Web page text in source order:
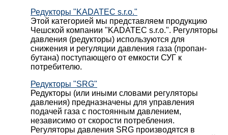
Редукторы "KADATEC s.r.o."
Этой категорией мы представляем продукцию
Чешской компании "KADATEC s.r.o.". Регуляторы
давления (редукторы) используются для
снижения и регуляции давления газа (пропан-
бутана) поступающего от емкости СУГ к
потребителю.
Редукторы "SRG"
Редукторы (или иными словами регуляторы
давления) предназначены для управления
подачей газа с постоянным давлением,
независимо от скорости потребления.
Регуляторы давления SRG производятся в